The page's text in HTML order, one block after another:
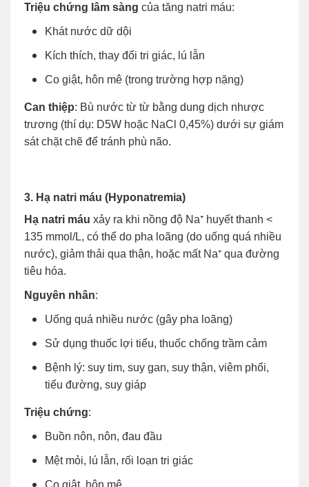
Triệu chứng lâm sàng của tăng natri máu:
Khát nước dữ dội
Kích thích, thay đổi tri giác, lú lẫn
Co giật, hôn mê (trong trường hợp nặng)
Can thiệp: Bù nước từ từ bằng dung dịch nhược
trương (thí dụ: D5W hoặc NaCl 0,45%) dưới sự giám
sát chặt chẽ để tránh phù não.
3. Hạ natri máu (Hyponatremia)
Hạ natri máu xảy ra khi nồng độ Na⁺ huyết thanh <
135 mmol/L, có thể do pha loãng (do uống quá nhiều
nước), giảm thải qua thận, hoặc mất Na⁺ qua đường
tiêu hóa.
Nguyên nhân:
Uống quá nhiều nước (gây pha loãng)
Sử dụng thuốc lợi tiểu, thuốc chống trầm cảm
Bệnh lý: suy tim, suy gan, suy thận, viêm phổi,
tiểu đường, suy giáp
Triệu chứng:
Buồn nôn, nôn, đau đầu
Mệt mỏi, lú lẫn, rối loạn tri giác
Co giật, hôn mê